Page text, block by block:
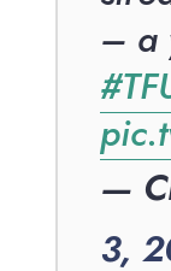
– a
—
3,